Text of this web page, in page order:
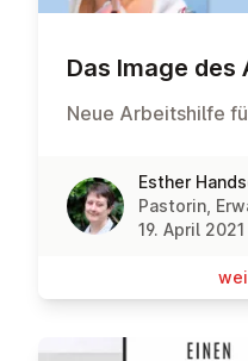
Das Image
Neue Arbeitshilfe
Esther
Pastorin,
19. April 2021